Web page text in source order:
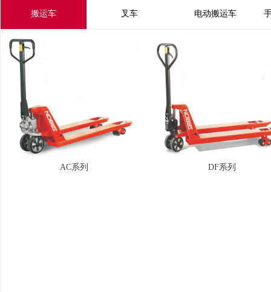
搬运车 叉车 电动搬运车
AC系列 DF系列